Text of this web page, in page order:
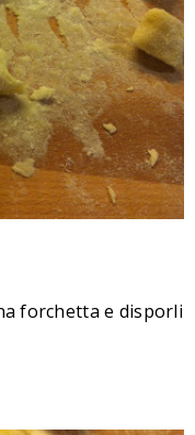
forchetta e disporli